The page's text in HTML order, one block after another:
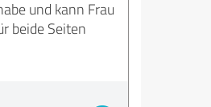
und kann Frau
beide Seiten